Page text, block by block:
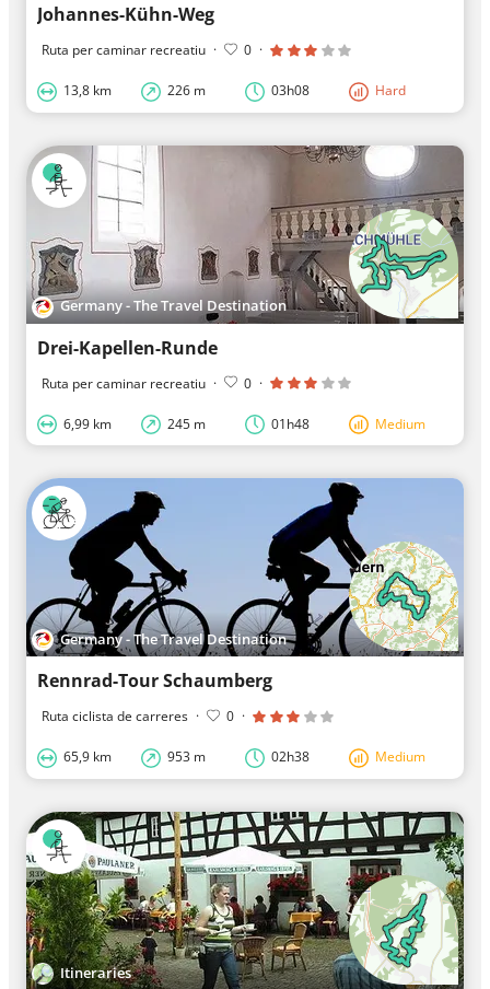
Johannes-Kühn-Weg
Ruta per caminar recreatiu · 0 ·
13,8 km 226 m 03h08 Hard
Germany - The Travel Destination
Drei-Kapellen-Runde
Ruta per caminar recreatiu · 0 ·
6,99 km 245 m 01h48 Medium
Germany - The Travel Destination
Rennrad-Tour Schaumberg
Ruta ciclista de carreres · 0 ·
65,9 km 953 m 02h38 Medium
Itineraries